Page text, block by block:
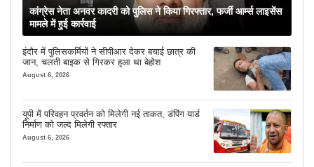
कांग्रेस नेता अनवर कादरी को पुलिस ने किया गिरफ्तार, फर्जी आर्म्स लाइसेंस
मामले में हुई कार्रवाई
इंदौर में पुलिसकर्मियों ने सीपीआर देकर बचाई छात्र की
जान, चलती बाइक से गिरकर हुआ था बेहोश
August 6, 2026
यूपी में परिवहन प्रवर्तन को मिलेगी नई ताकत, डंपिंग यार्ड
निर्माण को जल्द मिलेगी रफ्तार
August 6, 2026